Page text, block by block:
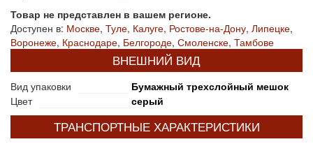
Товар не представлен в вашем регионе.
Доступен в: Москве, Туле, Калуге, Ростове-на-Дону, Липецке,
Воронеже, Краснодаре, Белгороде, Смоленске, Тамбове
ВНЕШНИЙ ВИД
Вид упаковки
Бумажный трехслойный мешок
Цвет
серый
ТРАНСПОРТНЫЕ ХАРАКТЕРИСТИКИ